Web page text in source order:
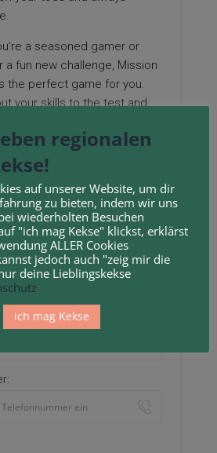
a seasoned gamer or
a fun new challenge, Mission
the perfect game for you.
your skills to the test and
regionalen
auf unserer Website, um dir
zu bieten, indem wir uns
wiederholten Besuchen
"ich mag Kekse" klickst, erklärst
ALLER Cookies
jedoch auch "zeig mir die
deine Lieblingskekse
ich mag Kekse